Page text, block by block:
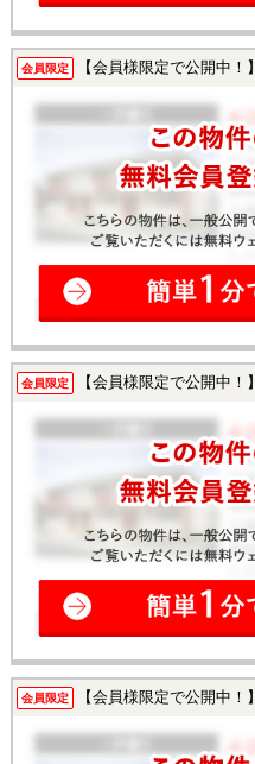
会員限定 【会員様限定で公開中！】
会員限定 【会員様限定で公開中！】
会員限定 【会員様限定で公開中！】